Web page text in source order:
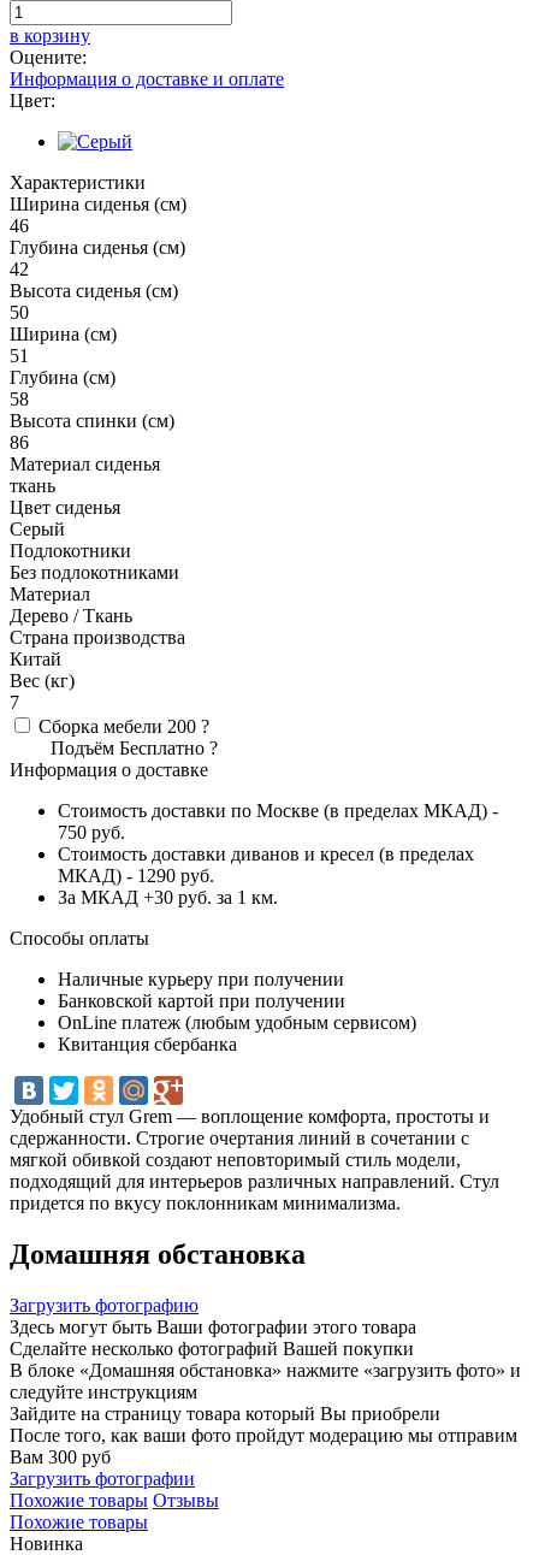
в корзину
Оцените:
Информация о доставке и оплате
Цвет:
Характеристики
Ширина сиденья (см)
46
Глубина сиденья (см)
42
Высота сиденья (см)
50
Ширина (см)
51
Глубина (см)
58
Высота спинки (см)
86
Материал сиденья
ткань
Цвет сиденья
Серый
Подлокотники
Без подлокотниками
Материал
Дерево / Ткань
Страна производства
Китай
Вес (кг)
7
Сборка мебели 200 ?
Подъём Бесплатно ?
Информация о доставке
Стоимость доставки по Москве (в пределах МКАД) -
750 руб.
Стоимость доставки диванов и кресел (в пределах
МКАД) - 1290 руб.
За МКАД +30 руб. за 1 км.
Способы оплаты
Наличные курьеру при получении
Банковской картой при получении
OnLine платеж (любым удобным сервисом)
Квитанция сбербанка
Удобный стул Grem — воплощение комфорта, простоты и
сдержанности. Строгие очертания линий в сочетании с
мягкой обивкой создают неповторимый стиль модели,
подходящий для интерьеров различных направлений. Стул
придется по вкусу поклонникам минимализма.
Домашняя обстановка
Загрузить фотографию
Здесь могут быть Ваши фотографии этого товара
Сделайте несколько фотографий Вашей покупки
В блоке «Домашняя обстановка» нажмите «загрузить фото» и
следуйте инструкциям
Зайдите на страницу товара который Вы приобрели
После того, как ваши фото пройдут модерацию мы отправим
Вам 300 руб
Загрузить фотографии
Похожие товары Отзывы
Похожие товары
Новинка